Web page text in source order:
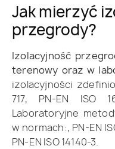
Jak mierzyć
przegrody?
Izolacyjność
terenowy oraz w
izolacyjności
717, PN-EN ISO
Laboratoryjne
w normach:, PN-EN
PN-EN ISO 14140-3.